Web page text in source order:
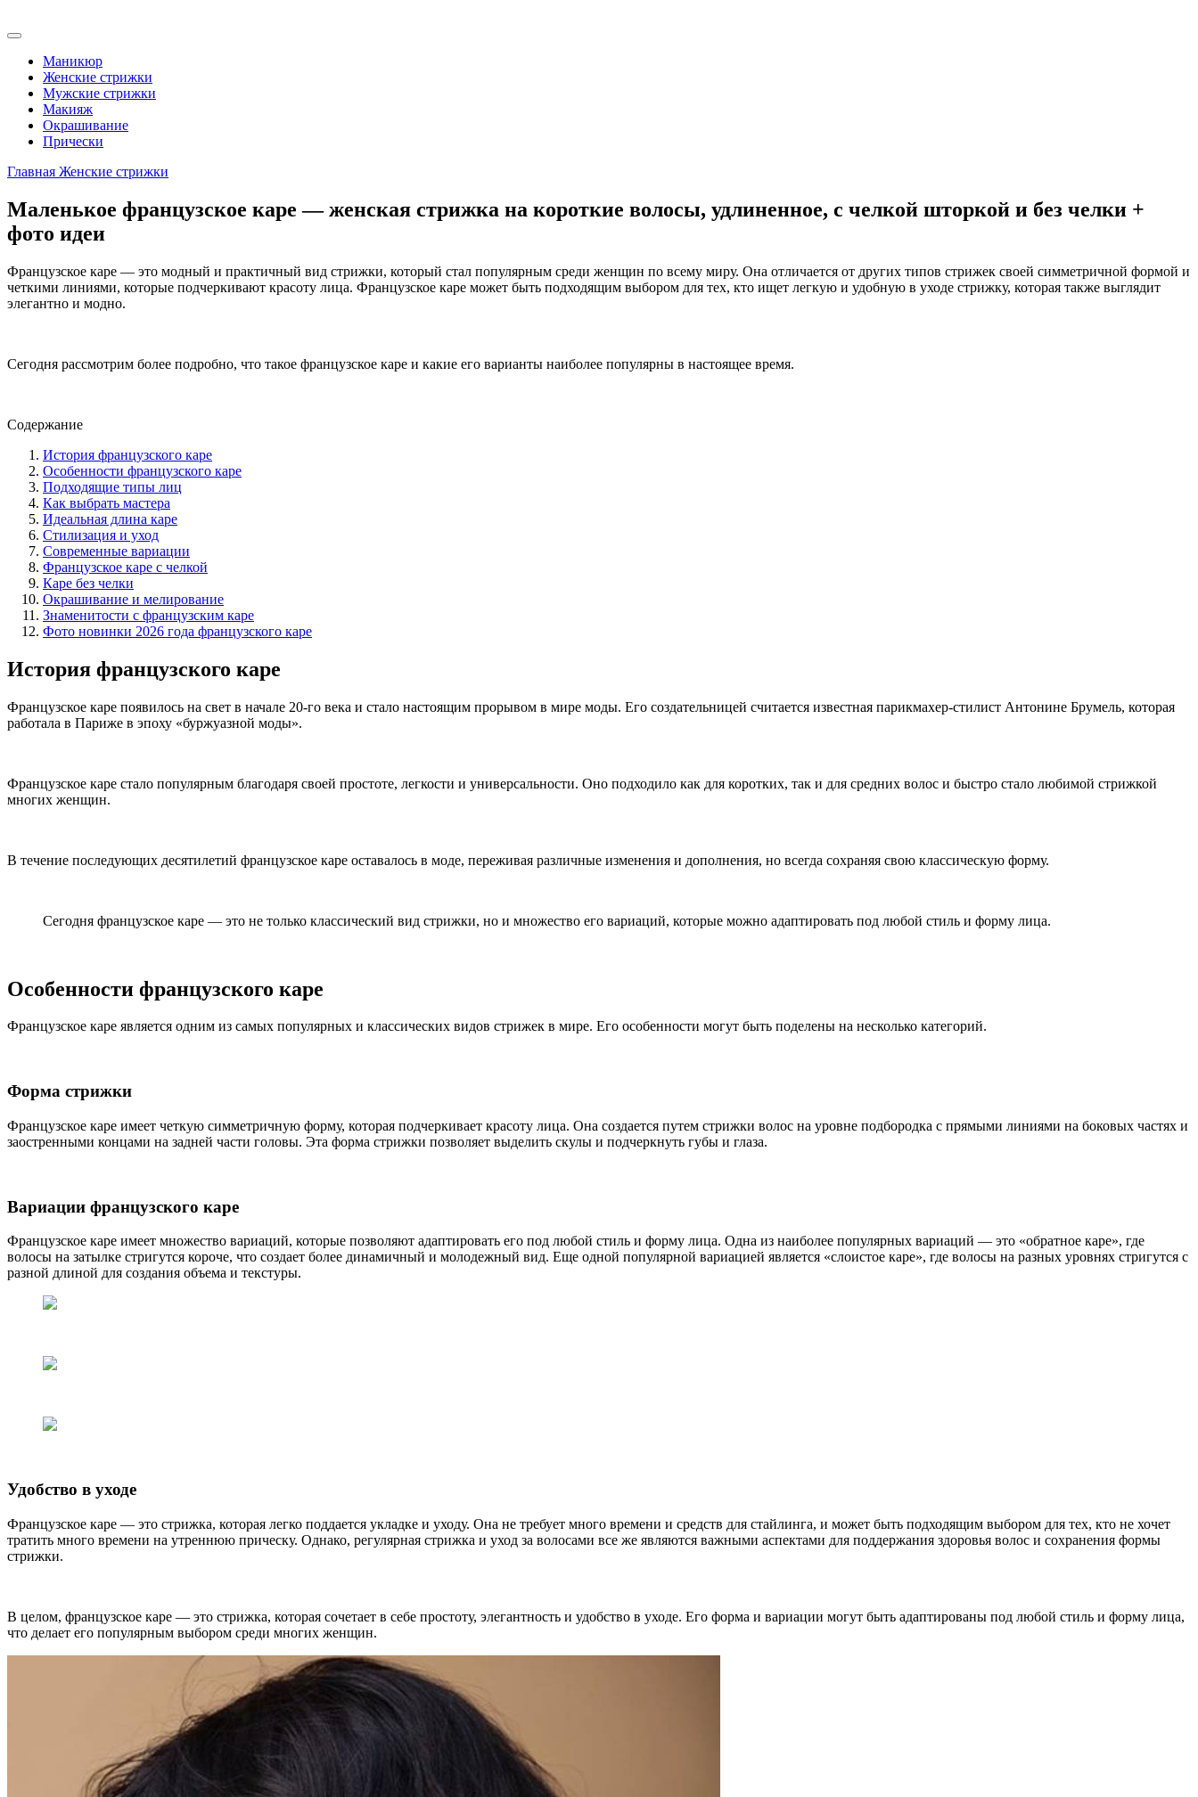
Маникюр
Женские стрижки
Мужские стрижки
Макияж
Окрашивание
Прически
Главная Женские стрижки
Маленькое французское каре — женская стрижка на короткие волосы, удлиненное, с челкой шторкой и без челки +
фото идеи
Французское каре — это модный и практичный вид стрижки, который стал популярным среди женщин по всему миру. Она отличается от других типов стрижек своей симметричной формой и
четкими линиями, которые подчеркивают красоту лица. Французское каре может быть подходящим выбором для тех, кто ищет легкую и удобную в уходе стрижку, которая также выглядит
элегантно и модно.
Сегодня рассмотрим более подробно, что такое французское каре и какие его варианты наиболее популярны в настоящее время.
Содержание
История французского каре
Особенности французского каре
Подходящие типы лиц
Как выбрать мастера
Идеальная длина каре
Стилизация и уход
Современные вариации
Французское каре с челкой
Каре без челки
Окрашивание и мелирование
Знаменитости с французским каре
Фото новинки 2026 года французского каре
История французского каре
Французское каре появилось на свет в начале 20-го века и стало настоящим прорывом в мире моды. Его создательницей считается известная парикмахер-стилист Антонине Брумель, которая
работала в Париже в эпоху «буржуазной моды».
Французское каре стало популярным благодаря своей простоте, легкости и универсальности. Оно подходило как для коротких, так и для средних волос и быстро стало любимой стрижкой
многих женщин.
В течение последующих десятилетий французское каре оставалось в моде, переживая различные изменения и дополнения, но всегда сохраняя свою классическую форму.
Сегодня французское каре — это не только классический вид стрижки, но и множество его вариаций, которые можно адаптировать под любой стиль и форму лица.
Особенности французского каре
Французское каре является одним из самых популярных и классических видов стрижек в мире. Его особенности могут быть поделены на несколько категорий.
Форма стрижки
Французское каре имеет четкую симметричную форму, которая подчеркивает красоту лица. Она создается путем стрижки волос на уровне подбородка с прямыми линиями на боковых частях и
заостренными концами на задней части головы. Эта форма стрижки позволяет выделить скулы и подчеркнуть губы и глаза.
Вариации французского каре
Французское каре имеет множество вариаций, которые позволяют адаптировать его под любой стиль и форму лица. Одна из наиболее популярных вариаций — это «обратное каре», где
волосы на затылке стригутся короче, что создает более динамичный и молодежный вид. Еще одной популярной вариацией является «слоистое каре», где волосы на разных уровнях стригутся с
разной длиной для создания объема и текстуры.
Удобство в уходе
Французское каре — это стрижка, которая легко поддается укладке и уходу. Она не требует много времени и средств для стайлинга, и может быть подходящим выбором для тех, кто не хочет
тратить много времени на утреннюю прическу. Однако, регулярная стрижка и уход за волосами все же являются важными аспектами для поддержания здоровья волос и сохранения формы
стрижки.
В целом, французское каре — это стрижка, которая сочетает в себе простоту, элегантность и удобство в уходе. Его форма и вариации могут быть адаптированы под любой стиль и форму лица,
что делает его популярным выбором среди многих женщин.